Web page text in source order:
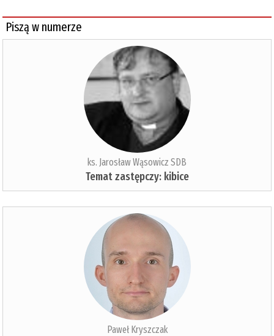
Piszą w numerze
ks. Jarosław Wąsowicz SDB
Temat zastępczy: kibice
Paweł Kryszczak